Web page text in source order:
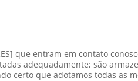
que entram em contato
adequadamente; são
certo que adotamos todas as